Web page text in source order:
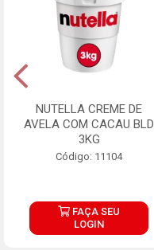
NUTELLA CREME DE
AVELA COM CACAU BLD
3KG
Código: 11104
FAÇA SEU
LOGIN